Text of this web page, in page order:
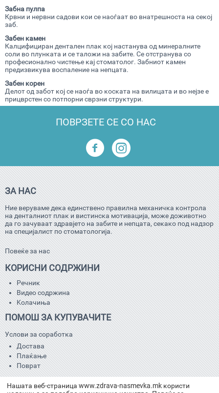
Забна пулпа
Крвни и нервни садови кои се наоѓаат во внатрешноста на секој
заб.
Забен камен
Калцифициран дентален плак кој настанува од минералните
соли во плунката и се таложи на забите. Се отстранува со
професионално чистење кај стоматолог. Забниот камен
предизвикува воспаление на непцата.
Забен корен
Делот од забот кој се наоѓа во коската на вилицата и во нејзе е
прицврстен со потпорни сврзни структури.
ПОВРЗЕТЕ СЕ СО НАС
ЗА НАС
Ние веруваме дека единствено правилна механичка контрола
на денталниот плак и вистинска мотивација, може доживотно
да го зачуваат здравјето на забите и непцата, секако под надзор
на специјалист по стоматологија.
Повеќе за нас
КОРИСНИ СОДРЖИНИ
Речник
Видео содржина
Kолачиња
ПОМОШ ЗА КУПУВАЧИТЕ
Услови за соработка
Достава
Плаќање
Поврат
КОНТАКТ
Нашата веб-страница www.zdrava-nasmevka.mk користи